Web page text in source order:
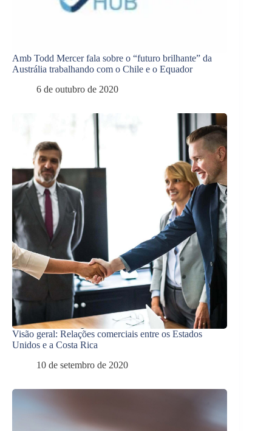
Amb Todd Mercer fala sobre o “futuro brilhante” da
Austrália trabalhando com o Chile e o Equador
6 de outubro de 2020
Visão geral: Relações comerciais entre os Estados
Unidos e a Costa Rica
10 de setembro de 2020